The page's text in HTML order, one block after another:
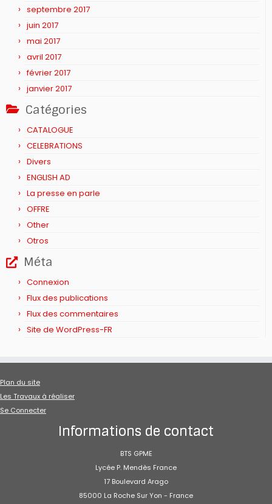
septembre 2017
juin 2017
mai 2017
avril 2017
février 2017
janvier 2017
Catégories
CATALOGUE
CELEBRATIONS
Divers
ENGLISH AD
La presse en parle
OFFRE
Other
Otros
Méta
Connexion
Flux des publications
Flux des commentaires
Site de WordPress-FR
Plan du site
Les Travaux à réaliser
Se Connecter
Informations de contact
BTS GPME
Lycée P. Mendès France
17 Boulevard Arago
85000 La Roche Sur Yon - France